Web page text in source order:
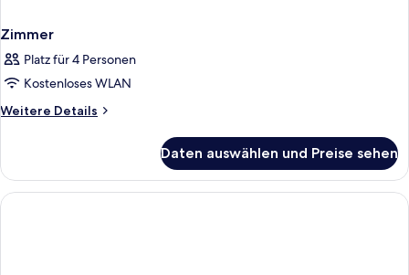
Zimmer
Platz für 4 Personen
Kostenloses WLAN
Weitere Details
Weitere
Daten auswählen und Preise sehen